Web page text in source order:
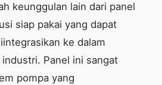
keunggulan lain dari panel
siap pakai yang dapat
ke dalam
Panel ini sangat
pompa yang